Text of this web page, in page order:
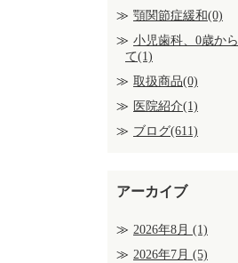
顎関節症緩和(0)
小児歯科、0歳か
て(1)
取扱商品(0)
医院紹介(1)
ブログ(611)
アーカイブ
2026年8月 (1)
2026年7月 (5)